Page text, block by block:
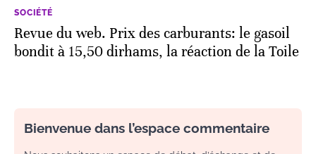
SOCIÉTÉ
Revue du web. Prix des carburants: le gasoil
bondit à 15,50 dirhams, la réaction de la Toile
Bienvenue dans l’espace commentaire